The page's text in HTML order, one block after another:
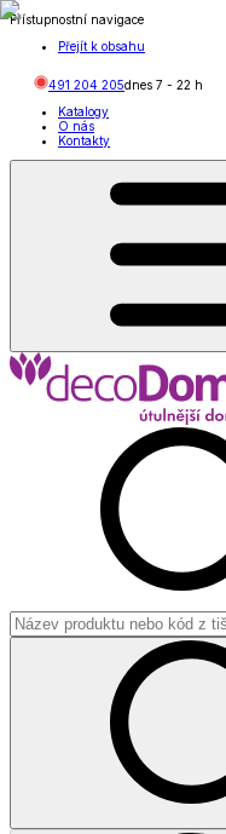
Přístupnostní navigace
Přejít k obsahu
491 204 205dnes 7 - 22 h
Katalogy
O nás
Kontakty